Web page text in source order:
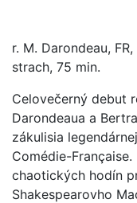
r. M. Darondeau,
strach, 75 min.
Celovečerný debut
Darondeaua a
zákulisia
Comédie-
chaotických hodín
Shakespearovho